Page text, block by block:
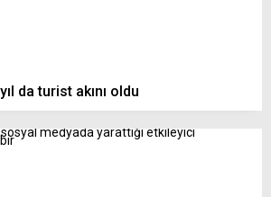
da turist akını oldu